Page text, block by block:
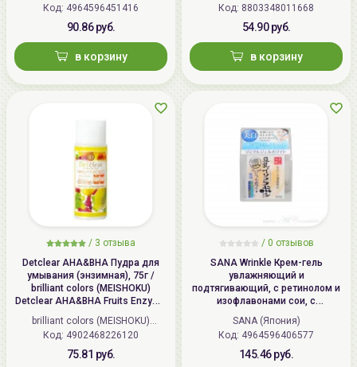
Код: 4964596451416
90.86 руб.
в корзину
Код: 8803348011668
54.90 руб.
в корзину
/ 3 отзыва
Detclear AHA&BHA Пудра для
умывания (энзимная), 75г /
brilliant colors (MEISHOKU)
Detclear AHA&BHA Fruits Enzyme
Powder Wash
brilliant colors (MEISHOKU)
(Япония)
Код: 4902468226120
75.81 руб.
/ 0 отзывов
SANA Wrinkle Крем-гель
увлажняющий и
подтягивающий, с ретинолом и
изофлавонами сои, с
осветляющим эффектом | 100г |
Wrinkle Gel Cream (Whitening)
SANA (Япония)
Код: 4964596406577
145.46 руб.